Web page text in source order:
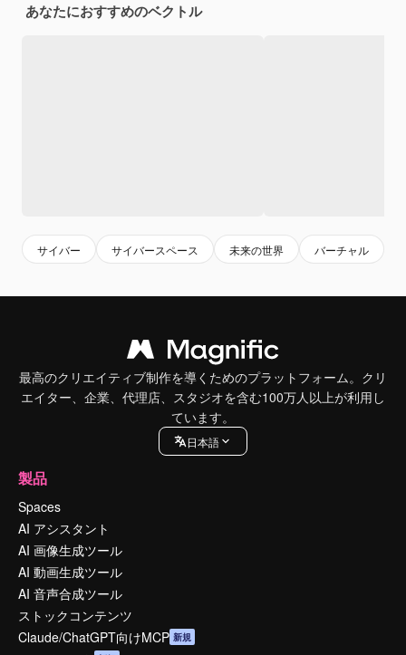
あなたにおすすめのベクトル
サイバー サイバースペース 未来の世界 バーチャル
最高のクリエイティブ制作を導くためのプラットフォーム。クリ
エイター、企業、代理店、スタジオを含む100万人以上が利用し
ています。
日本語
製品
Spaces
AI アシスタント
AI 画像生成ツール
AI 動画生成ツール
AI 音声合成ツール
ストックコンテンツ
Claude/ChatGPT向けMCP 新規